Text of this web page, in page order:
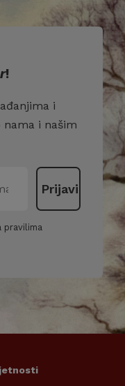
!
i
nama i našim
pravilima